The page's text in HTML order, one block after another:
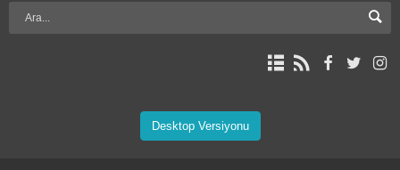
Desktop Versiyonu